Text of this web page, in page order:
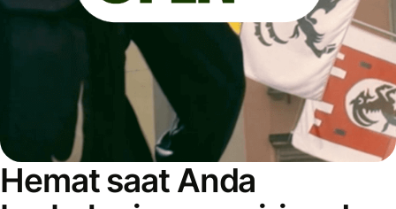
Hemat saat Anda